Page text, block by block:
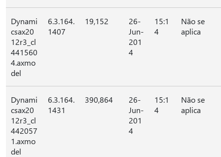
Dynami
csax20
12r3_cl
441560
4.axmo
del
6.3.164.
1407
19,152
26-
Jun-
201
4
15:1
4
Não se
aplica
Dynami
csax20
12r3_cl
442057
1.axmo
del
6.3.164.
1431
390,864
26-
Jun-
201
4
15:1
4
Não se
aplica